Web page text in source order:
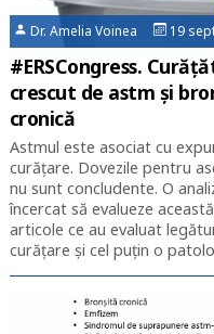
Dr. Amelia Voinea 19
#ERSCongress.
crescut de astm și
cronică
Astmul este asociat cu
curățare. Dovezile pentru
nu sunt concludente. O
încercat să evalueze
articole ce au evaluat
curățare și cel puțin o